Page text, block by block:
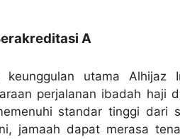
A
keunggulan utama
perjalanan ibadah haji
standar tinggi dari
jamaah dapat merasa